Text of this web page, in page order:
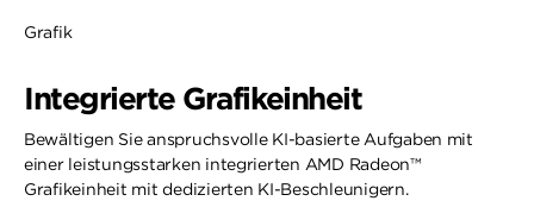
Grafik
Integrierte Grafikeinheit
Bewältigen Sie anspruchsvolle KI-basierte Aufgaben mit
einer leistungsstarken integrierten AMD Radeon™
Grafikeinheit mit dedizierten KI-Beschleunigern.